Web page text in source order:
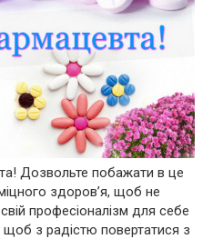
Дозвольте побажати в це
здоров’я, щоб не
професіоналізм для себе
з радістю повертатися з